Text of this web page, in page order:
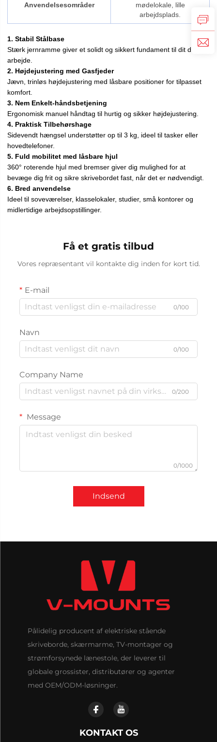
Anvendelsesområder
mødelokale, lille
arbejdsplads.
1. Stabil Stålbase
Stærk jernramme giver et solidt og sikkert fundament til dit daglige
arbejde.
2. Højdejustering med Gasfjeder
Jævn, trinløs højdejustering med låsbare positioner for tilpasset
komfort.
3. Nem Enkelt-håndsbetjening
Ergonomisk manuel håndtag til hurtig og sikker højdejustering.
4. Praktisk Tilbehørshage
Sidevendt hængsel understøtter op til 3 kg, ideel til tasker eller
hovedtelefoner.
5. Fuld mobilitet med låsbare hjul
360° roterende hjul med bremser giver dig mulighed for at
bevæge dig frit og sikre skrivebordet fast, når det er nødvendigt.
6. Bred anvendelse
Ideel til soveværelser, klasselokaler, studier, små kontorer og
midlertidige arbejdsopstillinger.
Få et gratis tilbud
Vores repræsentant vil kontakte dig inden for kort tid.
E-mail
0/100
Navn
0/100
Company Name
0/200
Message
0/1000
Indsend
Pålidelig producent af elektriske stående
skriveborde, skærmarme, TV-montager og
strømforsynede lænestole, der leverer til
globale grossister, distributører og agenter
med OEM/ODM-løsninger.
KONTAKT OS